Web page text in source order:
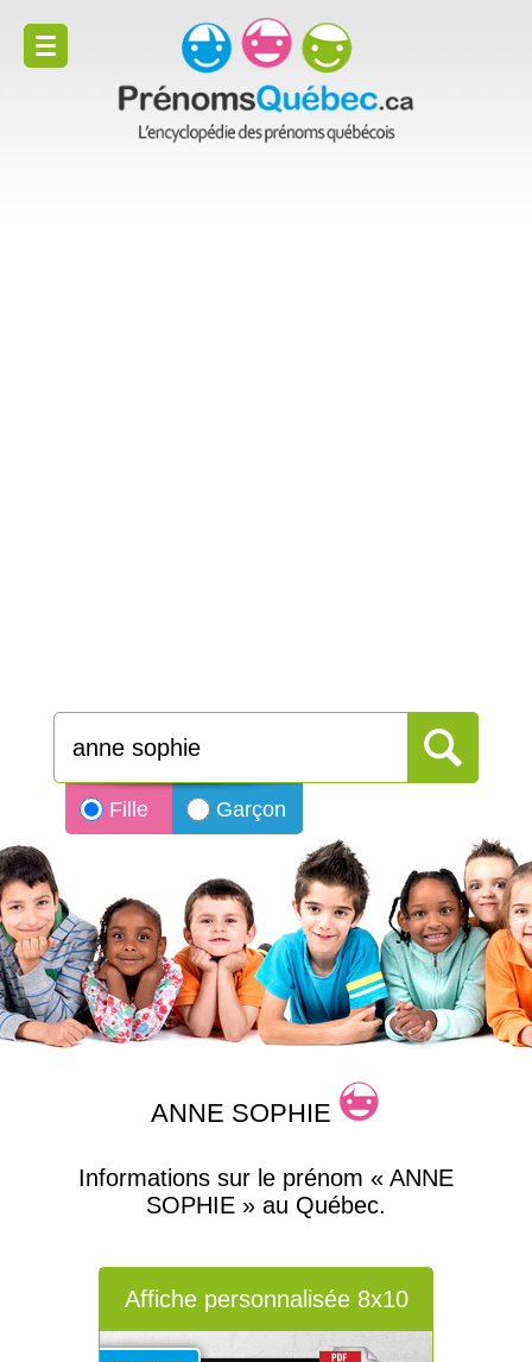
Fille Garçon
ANNE SOPHIE
Informations sur le prénom « ANNE
SOPHIE » au Québec.
Affiche personnalisée 8x10